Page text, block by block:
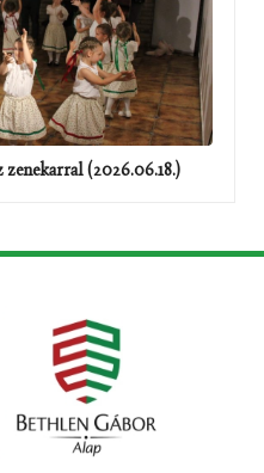
zenekarral (2026.06.18.)